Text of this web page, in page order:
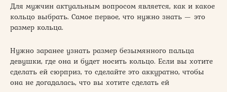
Для мужчин актуальным вопросом является, как и какое
кольцо выбрать. Самое первое, что нужно знать — это
размер кольца.
Нужно заранее узнать размер безымянного пальца
девушки, где она и будет носить кольцо. Если вы хотите
сделать ей сюрприз, то сделайте это аккуратно, чтобы
она не догадалась, что вы хотите сделать ей